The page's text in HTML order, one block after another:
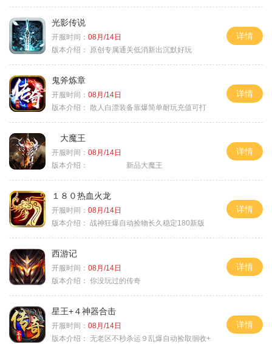
光影传说
开服时间： 08月/14日
版本介绍：
原创专属通关低消新出沉默好玩
详情
鬼斧炼章
开服时间： 08月/14日
版本介绍： 散人白漂装备靠爆简单耐玩充值可打
详情
大魔王
开服时间： 08月/14日
版本介绍：
新品大魔王
详情
１８０热血火龙
开服时间： 08月/14日
版本介绍： 战神狂爆自动捡物长久稳定180新版
详情
西游记
开服时间： 08月/14日
版本介绍： 你没玩过的传奇
详情
星王+４神器合击
开服时间： 08月/14日
版本介绍： 无老区不秒杀运９乱爆自动捡取徊收+
详情